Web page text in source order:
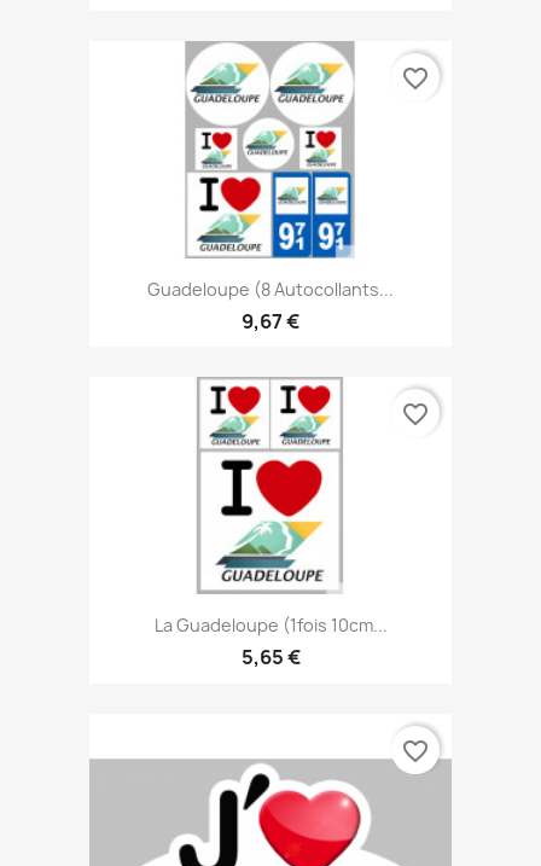
Guadeloupe (8 Autocollants...
9,67 €
favorite_border
La Guadeloupe (1fois 10cm...
5,65 €
favorite_border
favorite_border